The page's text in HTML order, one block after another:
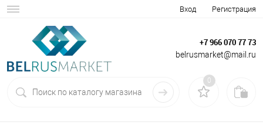
Вход Регистрация
+7 966 070 77 73
belrusmarket@mail.ru
0